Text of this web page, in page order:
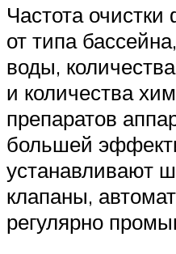
Частота
от типа
воды,
и количества
препаратов
большей
устанавливают
клапаны,
регулярно